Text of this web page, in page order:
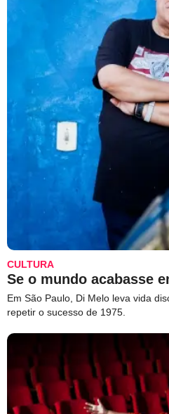
CULTURA
Se o mundo acabasse
Em São Paulo, Di Melo leva vida
repetir o sucesso de 1975.